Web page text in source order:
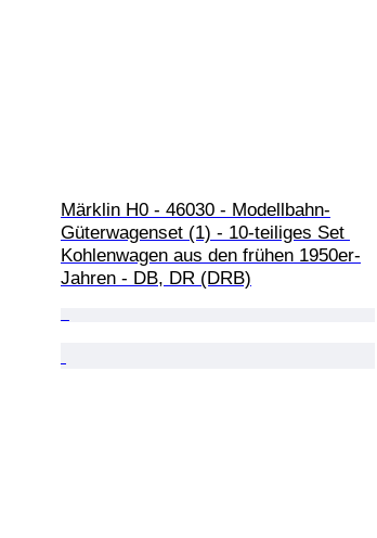
Märklin H0 - 46030 - Modellbahn-
Güterwagenset (1) - 10-teiliges Set
Kohlenwagen aus den frühen 1950er-
Jahren - DB, DR (DRB)